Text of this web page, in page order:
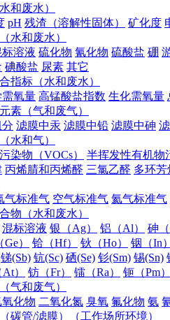
和废水）
pH 残渣（溶解性固体） 矿化度
水和废水）
溶液 硫化物 氰化物 硫酸盐 硼
碘酸盐 尿素 其它
指标（水和废水）
氧量 高锰酸盐指数 生化需氧量
素（气和废气）
滤膜中汞 滤膜中铅 滤膜中砷
水和气）
染物（VOCs）
半挥发性有机物
丙烯腈和丙烯醛 三氯乙醛 多环芳
气标准气 空气标准气 氦气标准气
物（水和废水）
混标溶液 银（Ag） 铝（Al） 砷（
） 铪（Hf） 钬（Ho） 铟（In）
锑(Sb) 钪(Sc) 硒(Se) 钐(Sm) 锡(Sn)
） 钫（Fr） 镭（Ra） 钷（Pm）
气和废气）
化物 二氧化氮 臭氧 氟化物 氨
碳管/滤膜）（工作场所环境）